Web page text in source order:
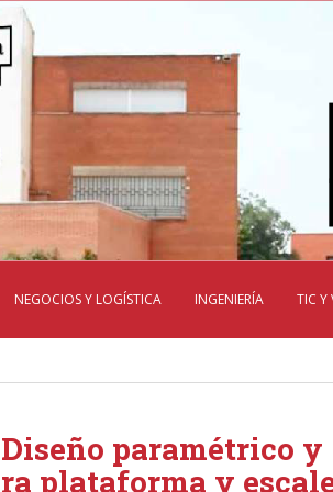
NEGOCIOS Y LOGÍSTICA INGENIERÍA TIC Y
paramétrico y
plataforma y